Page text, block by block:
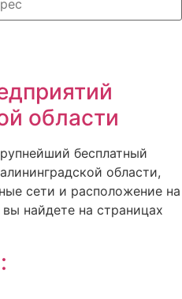
области
бесплатный
области,
сети и расположение на
найдете на страницах